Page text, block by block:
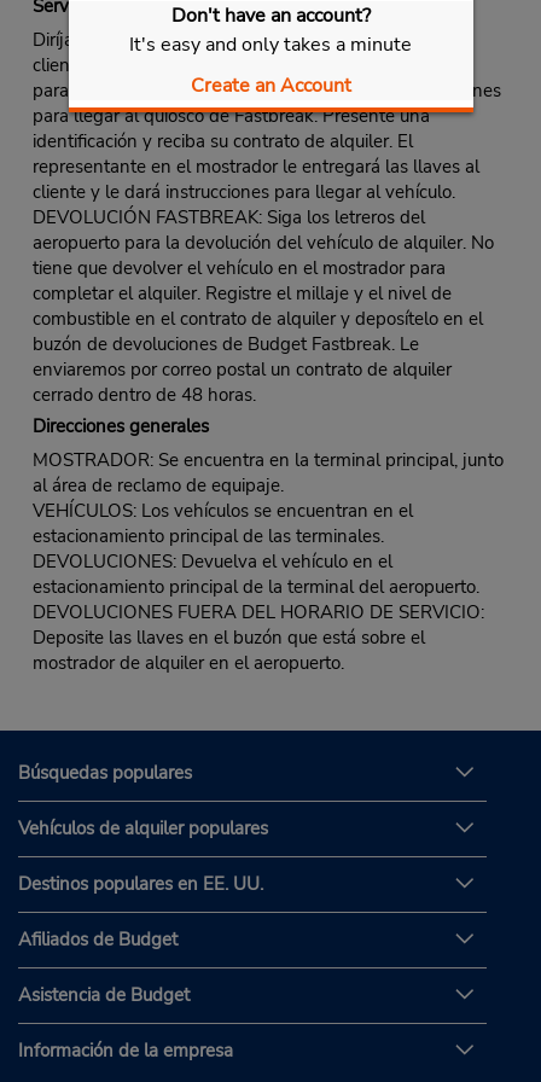
Don't have an account?
It's easy and only takes a minute
Create an Account
Servicio Fastbreak
Diríjase al mostrador de Budget. Utilice la línea para
clientes Fastbreak o la línea normal si no hay una línea
para clientes Fastbreak designada, o siga las instrucciones
para llegar al quiosco de Fastbreak. Presente una
identificación y reciba su contrato de alquiler. El
representante en el mostrador le entregará las llaves al
cliente y le dará instrucciones para llegar al vehículo.
DEVOLUCIÓN FASTBREAK: Siga los letreros del
aeropuerto para la devolución del vehículo de alquiler. No
tiene que devolver el vehículo en el mostrador para
completar el alquiler. Registre el millaje y el nivel de
combustible en el contrato de alquiler y deposítelo en el
buzón de devoluciones de Budget Fastbreak. Le
enviaremos por correo postal un contrato de alquiler
cerrado dentro de 48 horas.
Direcciones generales
MOSTRADOR: Se encuentra en la terminal principal, junto
al área de reclamo de equipaje.
VEHÍCULOS: Los vehículos se encuentran en el
estacionamiento principal de las terminales.
DEVOLUCIONES: Devuelva el vehículo en el
estacionamiento principal de la terminal del aeropuerto.
DEVOLUCIONES FUERA DEL HORARIO DE SERVICIO:
Deposite las llaves en el buzón que está sobre el
mostrador de alquiler en el aeropuerto.
Búsquedas populares
Vehículos de alquiler populares
Destinos populares en EE. UU.
Afiliados de Budget
Asistencia de Budget
Información de la empresa